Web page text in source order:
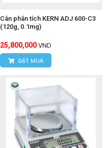
Cân phân tích KERN ADJ 600-C3
(120g, 0.1mg)
25,800,000 VND
ĐẶT MUA